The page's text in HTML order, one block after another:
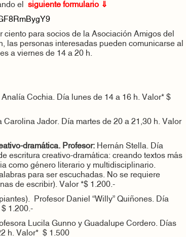
el siguiente formulario ⇓
ciento para socios de la Asociación Amigos del
las personas interesadas pueden comunicarse al
a viernes de 14 a 20 h.
Cochia. Día lunes de 14 a 16 h. Valor* $
Carolina Jador. Día martes de 20 a 21,30 h. Valor
dramática. Profesor: Hernán Stella. Día
escritura creativo-dramática: creando textos más
como género literario y multidisciplinario.
para ser escuchadas. No se requiere
de escribir). Valor *$ 1.200.-
Profesor Daniel “Willy” Quiñones. Día
1.200.-
Lucila Gunno y Guadalupe Cordero. Días
h. Valor* $ 1.500